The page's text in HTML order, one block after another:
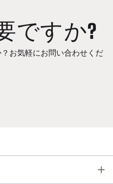
ですか?
お気軽にお問い合わせくだ